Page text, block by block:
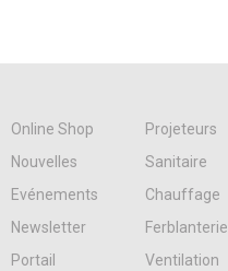
Online Shop
Projeteurs
Nouvelles
Sanitaire
Evénements
Chauffage
Newsletter
Ferblanterie
Portail
Ventilation